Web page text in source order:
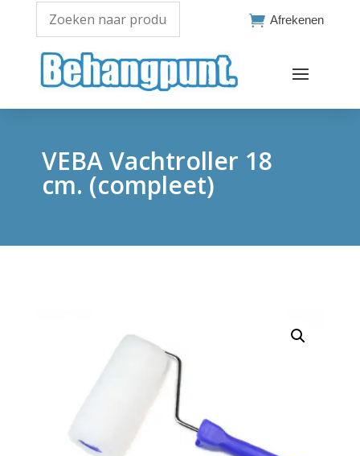
 Afrekenen
VEBA Vachtroller 18
cm. (compleet)